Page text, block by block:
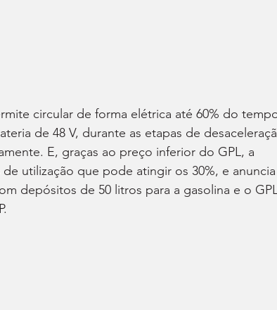
circular de forma elétrica até 60% do
de 48 V, durante as etapas de
E, graças ao preço inferior do GPL, a
utilização que pode atingir os 30%, e
depósitos de 50 litros para a gasolina e o